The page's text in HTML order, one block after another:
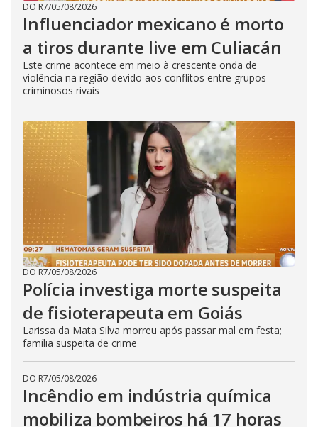
DO R7/05/08/2026
Influenciador mexicano é morto
a tiros durante live em Culiacán
Este crime acontece em meio à crescente onda de
violência na região devido aos conflitos entre grupos
criminosos rivais
DO R7/05/08/2026
Polícia investiga morte suspeita
de fisioterapeuta em Goiás
Larissa da Mata Silva morreu após passar mal em festa;
família suspeita de crime
DO R7/05/08/2026
Incêndio em indústria química
mobiliza bombeiros há 17 horas